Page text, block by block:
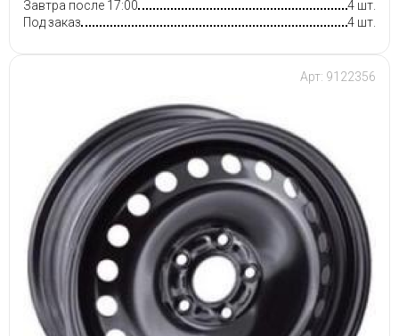
Завтра после 17:00
4 шт.
Под заказ
4 шт.
Арт: 9122356